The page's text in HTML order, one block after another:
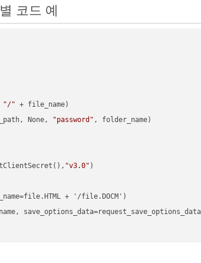
코드 예
"/" + file_name)
None,
"password" , folder_name)
"v3.0" )
+ '/file.DOCM')